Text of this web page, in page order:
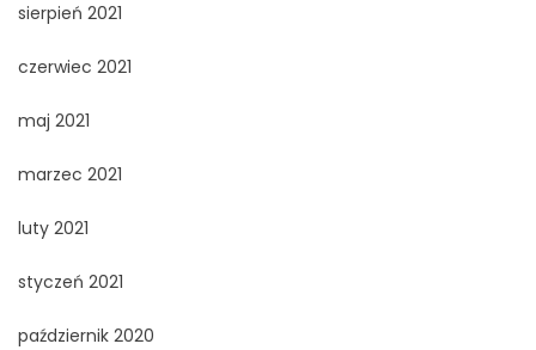
sierpień 2021
czerwiec 2021
maj 2021
marzec 2021
luty 2021
styczeń 2021
październik 2020